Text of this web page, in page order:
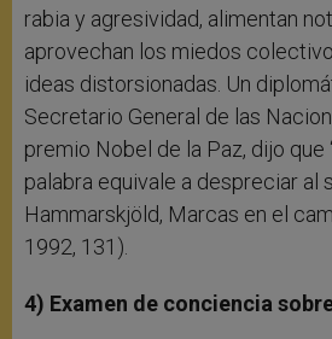
rabia y agresividad, alimentan
aprovechan los miedos
ideas distorsionadas. Un
Secretario General de las
premio Nobel de la Paz, dijo que
palabra equivale a despreciar al
Hammarskjöld, Marcas en el
1992, 131).
4) Examen de conciencia